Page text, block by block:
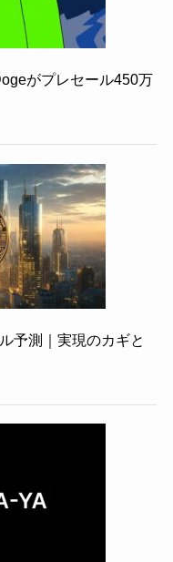
がプレセール450万
予測｜実現のカギと